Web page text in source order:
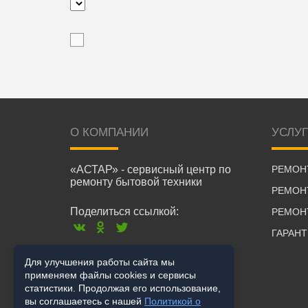
О КОМПАНИИ
«АСТАР» - сервисный центр по
ремонту бытовой техники
Поделиться ссылкой:
Для улучшения работы сайта мы
применяем файлы cookies и сервисы
статистики. Продолжая его использование,
вы соглашаетесь с нашей Политикой о